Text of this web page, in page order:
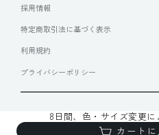
8日間、色・サイズ変更
カート
採用情報
特定商取引法に基づく表示
利用規約
プライバシーポリシー
© 2025 Draft Inc.